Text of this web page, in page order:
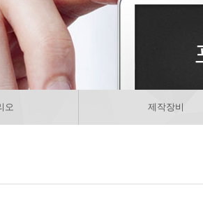
오 제작장비